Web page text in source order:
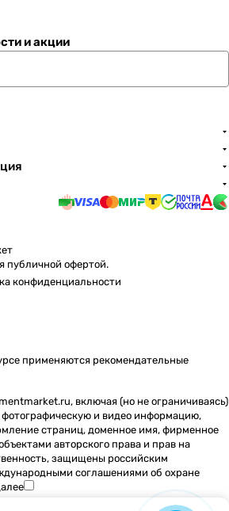
и акции
публичной офертой.
конфиденциальности
применяются рекомендательные
включая (но не ограничиваясь)
фотографическую и видео информацию,
страниц, доменное имя, фирменное
авторского права и прав на
защищены российским
соглашениями об охране